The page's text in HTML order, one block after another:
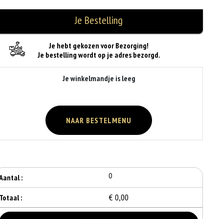
Je hebt gekozen voor Bezorging!
Je bestelling wordt op je adres bezorgd.
Je winkelmandje is leeg
NAAR BESTELMENU
: 0
Totaal : € 0,00
Je Bestelling